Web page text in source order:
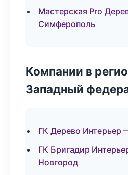
Мастерская Pro
Симферополь
Компании в
Западный
ГК Дерево Интерьер
ГК Бригадир
Новгород